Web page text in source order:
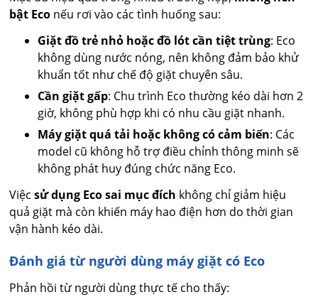
bật Eco nếu rơi vào các tình huống sau:
Giặt đồ trẻ nhỏ hoặc đồ lót cần tiệt trùng: Eco
không dùng nước nóng, nên không đảm bảo khử
khuẩn tốt như chế độ giặt chuyên sâu.
Cần giặt gấp: Chu trình Eco thường kéo dài hơn 2
giờ, không phù hợp khi có nhu cầu giặt nhanh.
Máy giặt quá tải hoặc không có cảm biến: Các
model cũ không hỗ trợ điều chỉnh thông minh sẽ
không phát huy đúng chức năng Eco.
Việcsử dụng Eco sai mục đích không chỉ giảm hiệu
quả giặt mà còn khiến máy hao điện hơn do thời gian
vận hành kéo dài.
Đánh giá từ người dùng máy giặt có Eco
Phản hồi từ người dùng thực tế cho thấy: